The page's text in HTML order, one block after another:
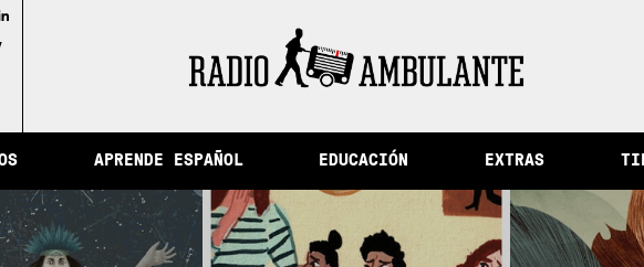
historias del Perú / La ciudad de la memoria y otras historias del Perú
APRENDE ESPAÑOL EDUCACIÓN EXTRAS